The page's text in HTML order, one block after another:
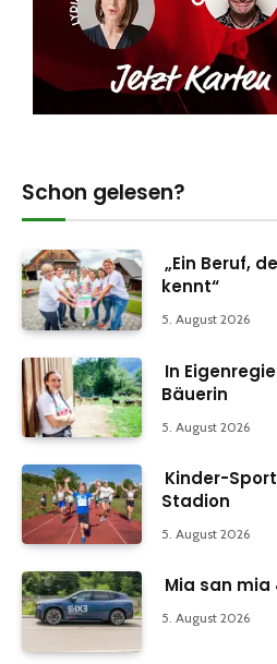
Schon gelesen?
„Ein Beruf,
kennt“
5. August 2026
In
Bäuerin
5. August 2026
Kinder-
Stadion
5. August 2026
Mia san mia
5. August 2026